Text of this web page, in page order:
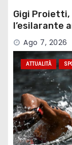
Gigi Proietti,
l’esilarante
Ago 7, 2026
ATTUALITÀ